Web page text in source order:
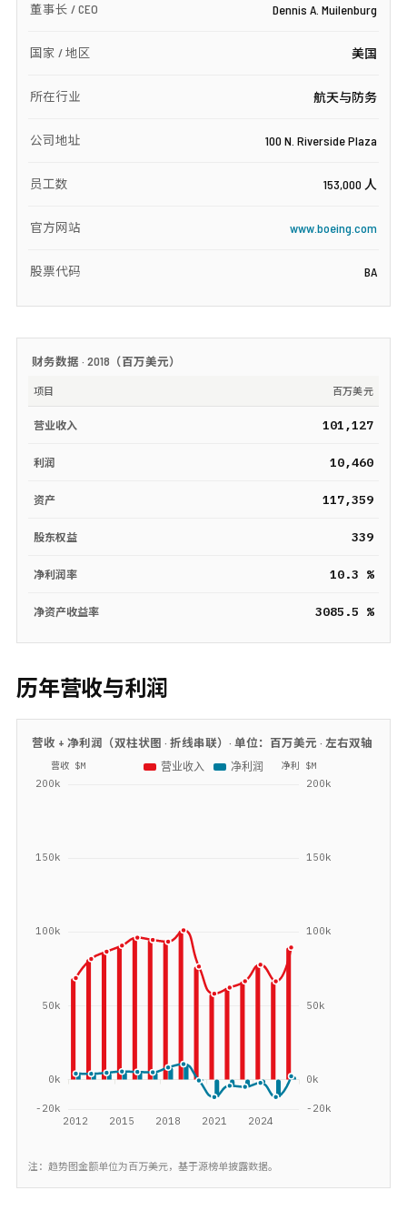
董事长 / CEO Dennis A. Muilenburg
国家 / 地区 美国
所在行业 航天与防务
公司地址 100 N. Riverside Plaza
员工数 153,000 人
官方网站 www.boeing.com
股票代码 BA
财务数据 · 2018 （百万美元）
项目 百万美元
营业收入 101,127
利润 10,460
资产 117,359
股东权益 339
净利润率 10.3 %
净资产收益率 3085.5 %
历年营收与利润
营收 + 净利润（双柱状图 · 折线串联）· 单位： 百万美元 · 左右双轴
注：趋势图金额单位为百万美元，基于源榜单披露数据。